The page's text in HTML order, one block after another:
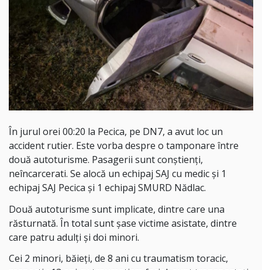
În jurul orei 00:20 la Pecica, pe DN7, a avut loc un
accident rutier. Este vorba despre o tamponare între
două autoturisme. Pasagerii sunt conștienți,
neîncarcerati. Se alocă un echipaj SAJ cu medic și 1
echipaj SAJ Pecica și 1 echipaj SMURD Nădlac.
Două autoturisme sunt implicate, dintre care una
răsturnată. În total sunt șase victime asistate, dintre
care patru adulți și doi minori.
Cei 2 minori, băieți, de 8 ani cu traumatism toracic,